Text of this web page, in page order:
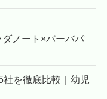
ダノート×バーバパ
を徹底比較｜幼児